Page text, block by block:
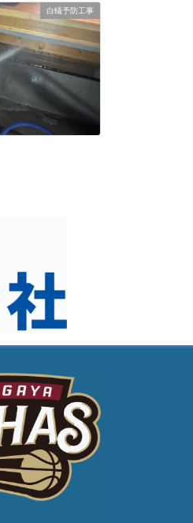
白蟻予防工事